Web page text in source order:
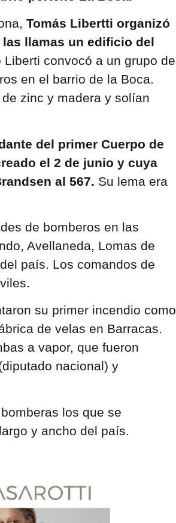
Tomás Libertti organizó
las llamas un edificio del
convocó a un grupo de
en el barrio de la Boca.
zinc y madera y solían
del primer Cuerpo de
el 2 de junio y cuya
al 567. Su lema era
de bomberos en las
Avellaneda, Lomas de
país. Los comandos de
su primer incendio como
de velas en Barracas.
a vapor, que fueron
nacional) y
los que se
y ancho del país.